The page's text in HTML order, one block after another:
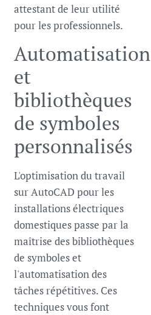
attestant de leur utilité
pour les professionnels.
Automatisation
et
bibliothèques
de symboles
personnalisés
L'optimisation du travail
sur AutoCAD pour les
installations électriques
domestiques passe par la
maîtrise des bibliothèques
de symboles et
l'automatisation des
tâches répétitives. Ces
techniques vous font